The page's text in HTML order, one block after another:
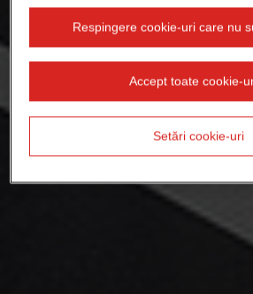
Respingere cookie-uri care nu
Accept toate cookie-
Setări cookie-uri